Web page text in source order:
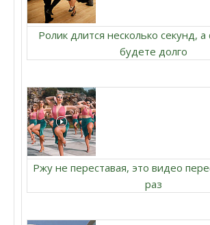
Ролик длится несколько секунд,
будете долго
Ржу не переставая, это видео
раз